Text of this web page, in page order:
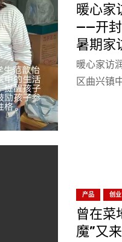
暖心家
——开
暑期家
暖心家访
区曲兴镇
产品 创业
曾在菜
魔”又